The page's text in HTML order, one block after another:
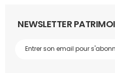
NEWSLETTER